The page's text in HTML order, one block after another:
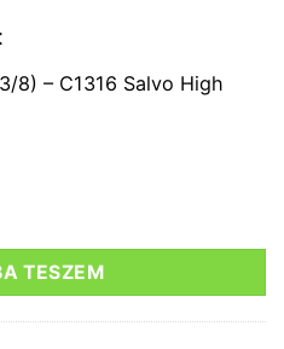
Current
price
is:
8) – C1316 Salvo High
TESZEM